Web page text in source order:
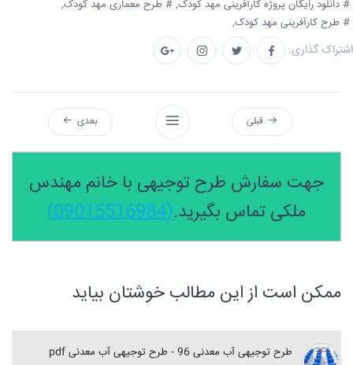
# دانلود رایگان پروژه کارآفرینی مهد کودک, # طرح معماری مهد کودک,
# طرح کارآفرینی مهد کودک,
اشتراک گذاری:
قبلی بعدی
جهت سفارش طرح توجیهی با خانم مهندس
ملکی تماس بگیرید.(09015516984)
ممکن است از این مطالب خوشتان بیاید
طرح توجیهی آب معدنی 96 - طرح توجیهی آب معدنی pdf